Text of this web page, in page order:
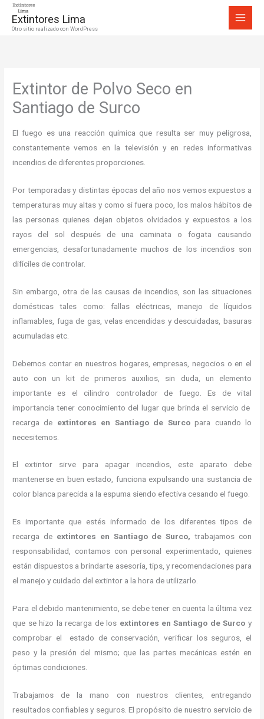
Extintores Lima
Otro sitio realizado con WordPress
Extintor de Polvo Seco en
Santiago de Surco
El fuego es una reacción química que resulta ser muy peligrosa,
constantemente vemos en la televisión y en redes informativas
incendios de diferentes proporciones.
Por temporadas y distintas épocas del año nos vemos expuestos a
temperaturas muy altas y como si fuera poco, los malos hábitos de
las personas quienes dejan objetos olvidados y expuestos a los
rayos del sol después de una caminata o fogata causando
emergencias, desafortunadamente muchos de los incendios son
difíciles de controlar.
Sin embargo, otra de las causas de incendios, son las situaciones
domésticas tales como: fallas eléctricas, manejo de líquidos
inflamables, fuga de gas, velas encendidas y descuidadas, basuras
acumuladas etc.
Debemos contar en nuestros hogares, empresas, negocios o en el
auto con un kit de primeros auxilios, sin duda, un elemento
importante es el cilindro controlador de fuego. Es de vital
importancia tener conocimiento del lugar que brinda el servicio de
recarga de extintores en Santiago de Surcopara cuando lo
necesitemos.
El extintor sirve para apagar incendios, este aparato debe
mantenerse en buen estado, funciona expulsando una sustancia de
color blanca parecida a la espuma siendo efectiva cesando el fuego.
Es importante que estés informado de los diferentes tipos de
recarga de extintores en Santiago de Surco,trabajamos con
responsabilidad, contamos con personal experimentado, quienes
están dispuestos a brindarte asesoría, tips, y recomendaciones para
el manejo y cuidado del extintor a la hora de utilizarlo.
Para el debido mantenimiento, se debe tener en cuenta la última vez
que se hizo la recarga de los extintores en Santiago de Surco y
comprobar el estado de conservación, verificar los seguros, el
peso y la presión del mismo; que las partes mecánicas estén en
óptimas condiciones.
Trabajamos de la mano con nuestros clientes, entregando
resultados confiables y seguros. El propósito de nuestro servicio de